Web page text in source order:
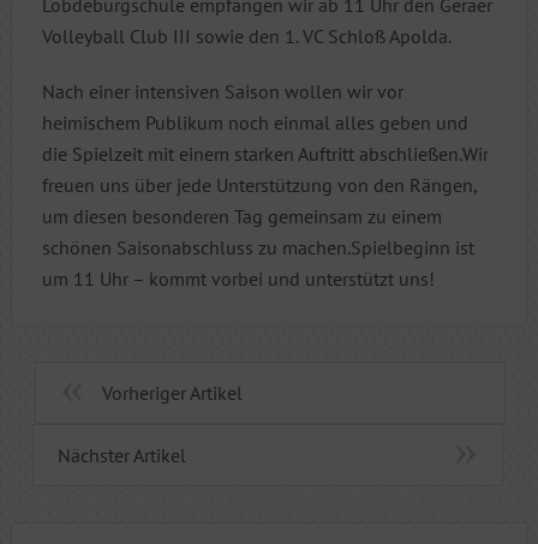
Volleyball Club III sowie den 1. VC Schloß Apolda.
Nach einer intensiven Saison wollen wir vor
heimischem Publikum noch einmal alles geben und
die Spielzeit mit einem starken Auftritt abschließen.Wir
freuen uns über jede Unterstützung von den Rängen,
um diesen besonderen Tag gemeinsam zu einem
schönen Saisonabschluss zu machen.Spielbeginn ist
um 11 Uhr – kommt vorbei und unterstützt uns!
Vorheriger Artikel
Nächster Artikel